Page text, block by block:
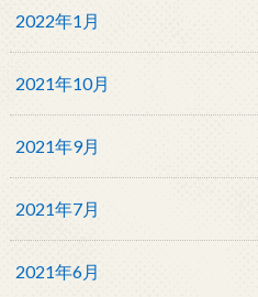
2022年1月
2021年10月
2021年9月
2021年7月
2021年6月